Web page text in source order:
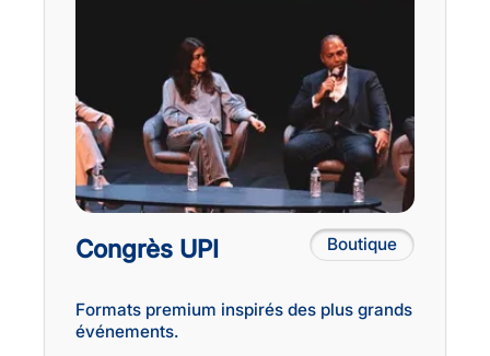
Congrès UPI Boutique
Formats premium inspirés des plus grands
événements.